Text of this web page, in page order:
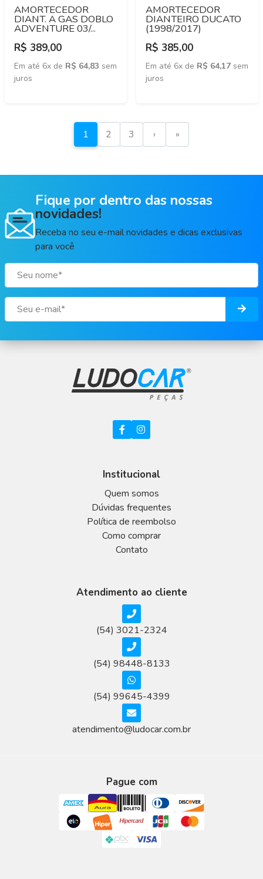
AMORTECEDOR
DIANT. A GAS DOBLO
ADVENTURE 03/...
R$ 389,00
Em até 6x de R$ 64,83 sem
juros
AMORTECEDOR
DIANTEIRO DUCATO
(1998/2017)
R$ 385,00
Em até 6x de R$ 64,17 sem
juros
1 2 3 › »
Fique por dentro das nossas
novidades!
Receba no seu e-mail novidades e dicas exclusivas
para você
Institucional
Quem somos
Dúvidas frequentes
Política de reembolso
Como comprar
Contato
Atendimento ao cliente
(54) 3021-2324
(54) 98448-8133
(54) 99645-4399
atendimento@ludocar.com.br
Pague com